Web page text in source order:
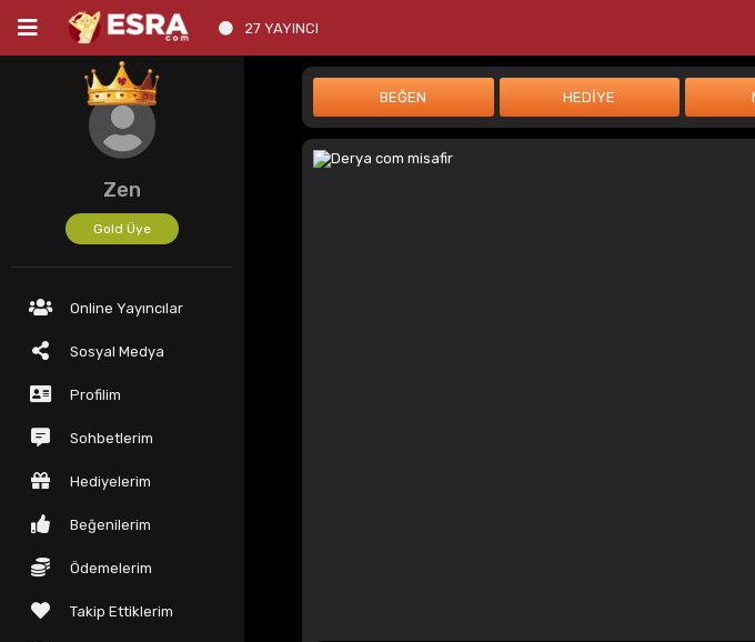
27 YAYINCI
Zen
Gold Üye
Online Yayıncılar
Sosyal Medya
Profilim
Sohbetlerim
Hediyelerim
Beğenilerim
Ödemelerim
Takip Ettiklerim